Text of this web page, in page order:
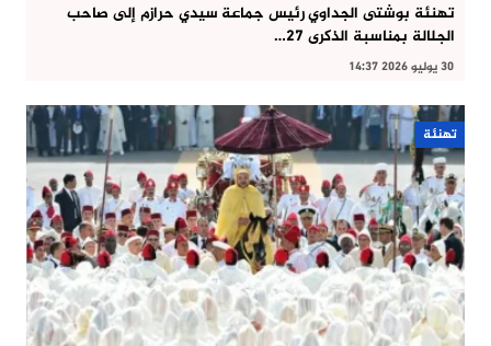
تهنئة بوشتى الجداوي رئيس جماعة سيدي حرازم إلى صاحب
الجلالة بمناسبة الذكرى 27…
30 يوليو 2026 14:37
تهنئة